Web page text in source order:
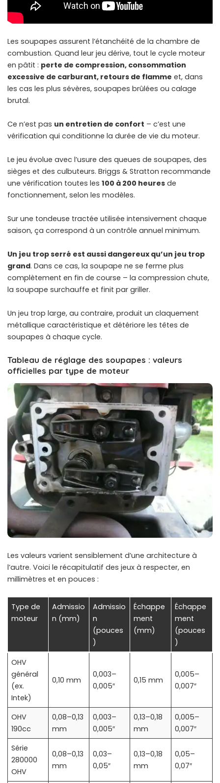
Les soupapes assurent l’étanchéité de la chambre de
combustion. Quand leur jeu dérive, tout le cycle moteur
en pâtit : perte de compression, consommation
excessive de carburant, retours de flamme et, dans
les cas les plus sévères, soupapes brûlées ou calage
brutal.
Ce n’est pas un entretien de confort – c’est une
vérification qui conditionne la durée de vie du moteur.
Le jeu évolue avec l’usure des queues de soupapes, des
sièges et des culbuteurs. Briggs & Stratton recommande
une vérification toutes les 100 à 200 heures de
fonctionnement, selon les modèles.
Sur une tondeuse tractée utilisée intensivement chaque
saison, ça correspond à un contrôle annuel minimum.
Un jeu trop serré est aussi dangereux qu’un jeu trop
grand. Dans ce cas, la soupape ne se ferme plus
complètement en fin de course – la compression chute,
la soupape surchauffe et finit par griller.
Un jeu trop large, au contraire, produit un claquement
métallique caractéristique et détériore les têtes de
soupapes à chaque cycle.
Tableau de réglage des soupapes : valeurs
officielles par type de moteur
Les valeurs varient sensiblement d’une architecture à
l’autre. Voici le récapitulatif des jeux à respecter, en
millimètres et en pouces :
Type de
moteur
Admissio
n (mm)
Admissio
n
(pouces
)
Échappe
ment
(mm)
Échappe
ment
(pouces
)
OHV
général
(ex.
Intek)
0,10 mm
0,003–
0,005″
0,15 mm
0,005–
0,007″
OHV
190cc
0,08–0,13
mm
0,003–
0,005″
0,13–0,18
mm
0,005–
0,007″
Série
280000
OHV
0,08–0,13
mm
0,03–
0,05″
0,13–0,18
mm
0,05–
0,07″